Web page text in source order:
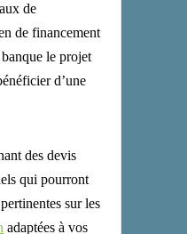
de
de financement
le projet
d’une
des devis
qui pourront
sur les
adaptées à vos